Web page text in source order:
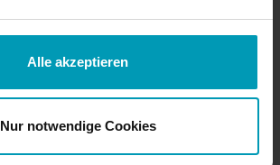
Alle akzeptieren
Nur notwendige Cookies